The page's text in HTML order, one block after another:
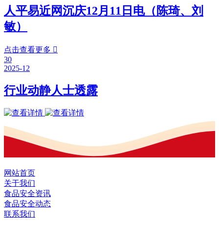
人平易近网沉庆12月11日电（陈琦、刘
敏）
点击查看更多 
30
2025-12
行业动静人士透露
网站首页
关于我们
食品安全资讯
食品安全动态
联系我们